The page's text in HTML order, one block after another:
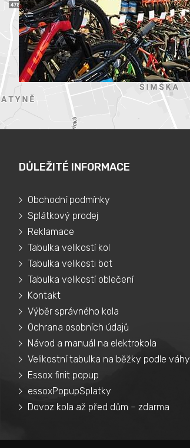
DŮLEŽITÉ INFORMACE
Obchodní podmínky
Splátkový prodej
Reklamace
Tabulka velikostí kol
Tabulka velikosti bot
Tabulka velikostí oblečení
Kontakt
Výběr správného kola
Ochrana osobních údajů
Návod a manuál na elektrokola
Velikostní tabulka na běžky podle váhy
Essox finit popup
essoxPopupSplatky
Dovoz kola až před dům – zdarma